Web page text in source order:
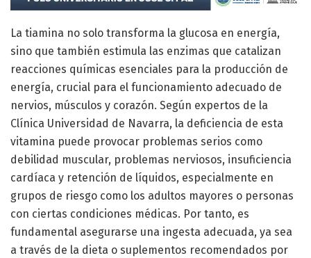
La tiamina no solo transforma la glucosa en energía,
sino que también estimula las enzimas que catalizan
reacciones químicas esenciales para la producción de
energía, crucial para el funcionamiento adecuado de
nervios, músculos y corazón. Según expertos de la
Clínica Universidad de Navarra, la deficiencia de esta
vitamina puede provocar problemas serios como
debilidad muscular, problemas nerviosos, insuficiencia
cardíaca y retención de líquidos, especialmente en
grupos de riesgo como los adultos mayores o personas
con ciertas condiciones médicas. Por tanto, es
fundamental asegurarse una ingesta adecuada, ya sea
a través de la dieta o suplementos recomendados por